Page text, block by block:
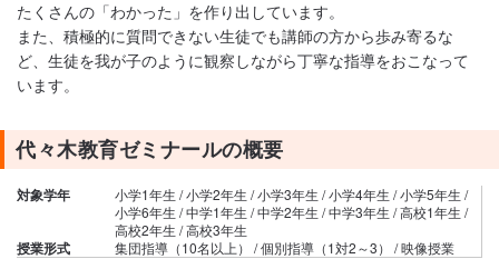
たくさんの「わかった」を作り出しています。
また、積極的に質問できない生徒でも講師の方から歩み寄るな
ど、生徒を我が子のように観察しながら丁寧な指導をおこなって
います。
代々木教育ゼミナールの概要
対象学年
小学1年生 / 小学2年生 / 小学3年生 / 小学4年生 / 小学5年生 /
小学6年生 / 中学1年生 / 中学2年生 / 中学3年生 / 高校1年生 /
高校2年生 / 高校3年生
授業形式 集団指導（10名以上） / 個別指導（1対2～3） / 映像授業